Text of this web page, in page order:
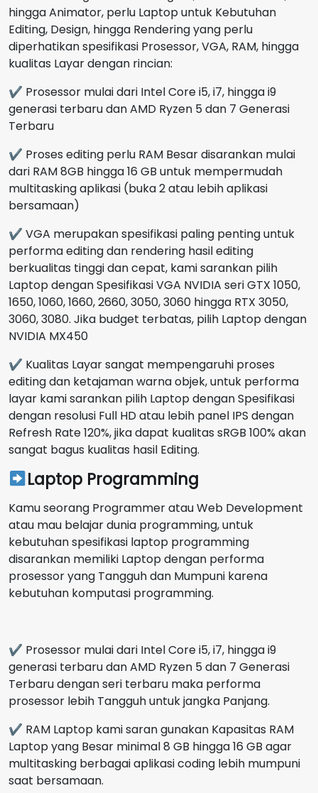
hingga Animator, perlu Laptop untuk Kebutuhan
Editing, Design, hingga Rendering yang perlu
diperhatikan spesifikasi Prosessor, VGA, RAM, hingga
kualitas Layar dengan rincian:
✔ Prosessor mulai dari Intel Core i5, i7, hingga i9
generasi terbaru dan AMD Ryzen 5 dan 7 Generasi
Terbaru
✔ Proses editing perlu RAM Besar disarankan mulai
dari RAM 8GB hingga 16 GB untuk mempermudah
multitasking aplikasi (buka 2 atau lebih aplikasi
bersamaan)
✔ VGA merupakan spesifikasi paling penting untuk
performa editing dan rendering hasil editing
berkualitas tinggi dan cepat, kami sarankan pilih
Laptop dengan Spesifikasi VGA NVIDIA seri GTX 1050,
1650, 1060, 1660, 2660, 3050, 3060 hingga RTX 3050,
3060, 3080. Jika budget terbatas, pilih Laptop dengan
NVIDIA MX450
✔ Kualitas Layar sangat mempengaruhi proses
editing dan ketajaman warna objek, untuk performa
layar kami sarankan pilih Laptop dengan Spesifikasi
dengan resolusi Full HD atau lebih panel IPS dengan
Refresh Rate 120%, jika dapat kualitas sRGB 100% akan
sangat bagus kualitas hasil Editing.
Laptop Programming
Kamu seorang Programmer atau Web Development
atau mau belajar dunia programming, untuk
kebutuhan spesifikasi laptop programming
disarankan memiliki Laptop dengan performa
prosessor yang Tangguh dan Mumpuni karena
kebutuhan komputasi programming.
✔ Prosessor mulai dari Intel Core i5, i7, hingga i9
generasi terbaru dan AMD Ryzen 5 dan 7 Generasi
Terbaru dengan seri terbaru maka performa
prosessor lebih Tangguh untuk jangka Panjang.
✔ RAM Laptop kami saran gunakan Kapasitas RAM
Laptop yang Besar minimal 8 GB hingga 16 GB agar
multitasking berbagai aplikasi coding lebih mumpuni
saat bersamaan.